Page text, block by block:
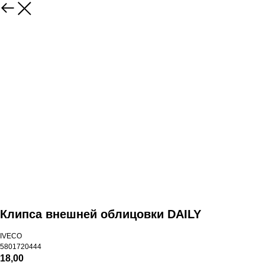
Клипса внешней облицовки DAILY
IVECO
5801720444
18,00